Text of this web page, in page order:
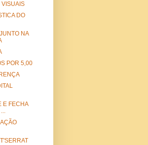
VISUAIS
DO
NA
POR 5,00
E FECHA